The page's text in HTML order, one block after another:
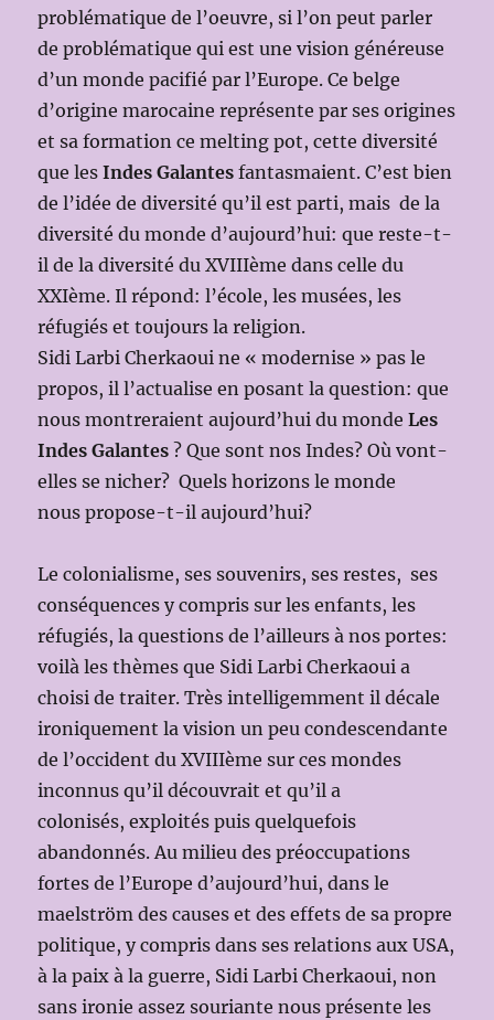
problématique de l’oeuvre, si l’on peut parler
de problématique qui est une vision généreuse
d’un monde pacifié par l’Europe. Ce belge
d’origine marocaine représente par ses origines
et sa formation ce melting pot, cette diversité
que lesIndes Galantes fantasmaient. C’est bien
de l’idée de diversité qu’il est parti, mais de la
diversité du monde d’aujourd’hui: que reste-t-
il de la diversité du XVIIIème dans celle du
XXIème. Il répond: l’école, les musées, les
réfugiés et toujours la religion.
Sidi Larbi Cherkaoui ne « modernise » pas le
propos, il l’actualise en posant la question: que
nous montreraient aujourd’hui du mondeLes
Indes Galantes ? Que sont nos Indes? Où vont-
elles se nicher? Quels horizons le monde
nous propose-t-il aujourd’hui?
Le colonialisme, ses souvenirs, ses restes, ses
conséquences y compris sur les enfants, les
réfugiés, la questions de l’ailleurs à nos portes:
voilà les thèmes que Sidi Larbi Cherkaoui a
choisi de traiter. Très intelligemment il décale
ironiquement la vision un peu condescendante
de l’occident du XVIIIème sur ces mondes
inconnus qu’il découvrait et qu’il a
colonisés, exploités puis quelquefois
abandonnés. Au milieu des préoccupations
fortes de l’Europe d’aujourd’hui, dans le
maelström des causes et des effets de sa propre
politique, y compris dans ses relations aux USA,
à la paix à la guerre, Sidi Larbi Cherkaoui, non
sans ironie assez souriante nous présente les